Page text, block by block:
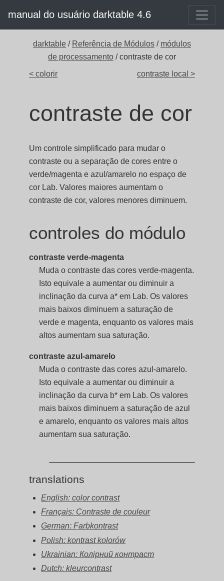
manual do usuário darktable 4.6
darktable / Referência de Módulos / módulos
de processamento / contraste de cor
< colorir
contraste local >
contraste de cor
Um controle simplificado para mudar o
contraste ou a separação de cores entre o
verde/magenta e azul/amarelo no espaço de
cor Lab. Valores maiores aumentam o
contraste de cor, valores menores diminuem.
controles do módulo
contraste verde-magenta
Muda o contraste das cores verde-magenta.
Isto equivale a aumentar ou diminuir a
inclinação da curva a* em Lab. Os valores
mais baixos diminuem a saturação de
verde e magenta, enquanto os valores mais
altos aumentam sua saturação.
contraste azul-amarelo
Muda o contraste das cores azul-amarelo.
Isto equivale a aumentar ou diminuir a
inclinação da curva b* em Lab. Os valores
mais baixos diminuem a saturação de azul
e amarelo, enquanto os valores mais altos
aumentam sua saturação.
translations
English: color contrast
Français: Contraste de couleur
German: Farbkontrast
Polish: kontrast kolorów
Ukrainian: Колірний контраст
Dutch: kleurcontrast